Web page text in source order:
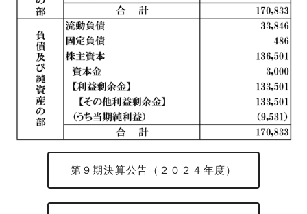
第９期決算公告（２０２４年度）